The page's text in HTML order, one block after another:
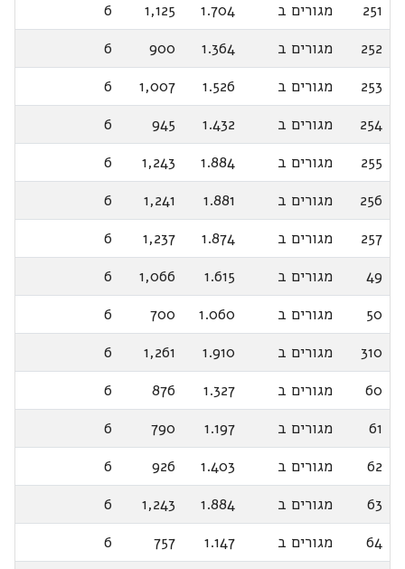
251
מגורים ב 1.704
1,125
6
252
מגורים ב 1.364
900
6
253
מגורים ב 1.526
1,007
6
254
מגורים ב 1.432
945
6
255
מגורים ב 1.884
1,243
6
256
מגורים ב 1.881
1,241
6
257
מגורים ב 1.874
1,237
6
49
מגורים ב 1.615
1,066
6
50
מגורים ב 1.060
700
6
310
מגורים ב 1.910
1,261
6
60
מגורים ב 1.327
876
6
61
מגורים ב 1.197
790
6
62
מגורים ב 1.403
926
6
63
מגורים ב 1.884
1,243
6
64
מגורים ב 1.147
757
6